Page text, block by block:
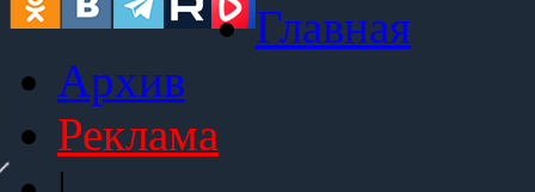
Главная
Архив
Реклама